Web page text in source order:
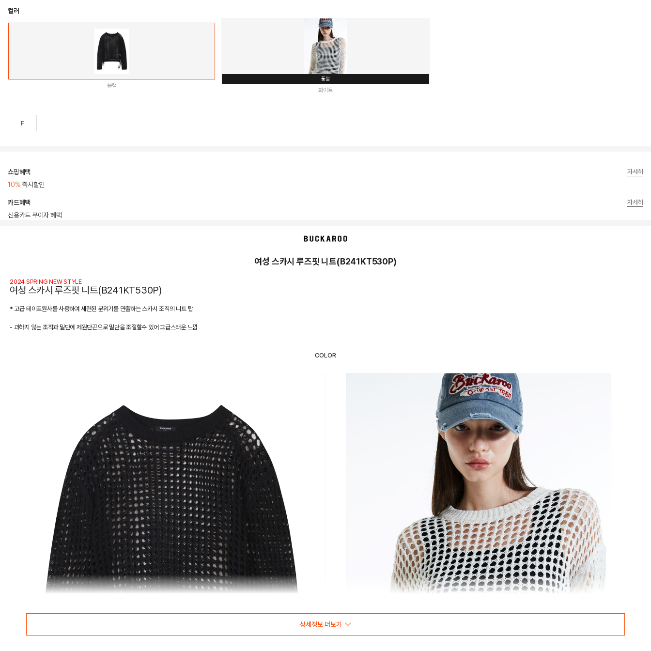
컬러
블랙
품절
화이트
F
쇼핑혜택
10% 즉시할인
자세히
카드혜택
신용카드 무이자 혜택
자세히
여성 스카시 루즈핏 니트(B241KT530P)
2024 SPRING NEW STYLE
여성 스카시 루즈핏 니트(B241KT530P)
* 고급 테이프원사를 사용하여 세련된 분위기를 연출하는 스카시 조직의 니트 탑
- 과하지 않는 조직과 밑단에 제원단끈으로 밑단을 조절할수 있어 고급스러운 느낌
COLOR
상세정보 더보기